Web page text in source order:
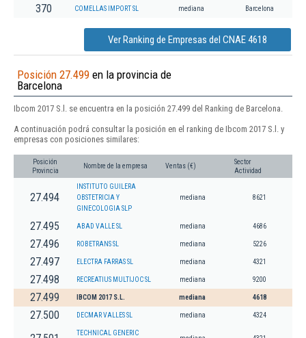
370 COMELLAS IMPORT SL mediana Barcelona
Ver Ranking de Empresas del CNAE 4618
Posición 27.499 en la provincia de
Barcelona
Ibcom 2017 S.l. se encuentra en la posición 27.499 del Ranking de Barcelona.
A continuación podrá consultar la posición en el ranking de Ibcom 2017 S.l. y
empresas con posiciones similares:
Posición
Provincia
Nombre de la empresa Ventas (€)
Sector
Actividad
27.494
INSTITUTO GUILERA
OBSTETRICIA Y
GINECOLOGIA SLP
mediana 8621
27.495 ABAD VALLE SL mediana 4686
27.496 ROBETRANS SL mediana 5226
27.497 ELECTRA FARRAS SL mediana 4321
27.498 RECREATIUS MULTIJOC SL mediana 9200
27.499 IBCOM 2017 S.L. mediana 4618
27.500 DECMAR VALLES SL mediana 4324
TECHNICAL GENERIC